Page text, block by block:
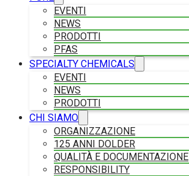
EVENTI
NEWS
PRODOTTI
PFAS
SPECIALTY CHEMICALS
EVENTI
NEWS
PRODOTTI
CHI SIAMO
ORGANIZZAZIONE
125 ANNI DOLDER
QUALITÀ E DOCUMENTAZIONE
RESPONSIBILITY